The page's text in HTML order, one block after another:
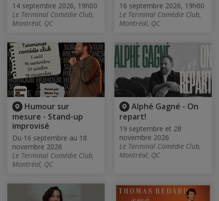
14 septembre 2026, 19h00
Le Terminal Comédie Club,
Montréal, QC
16 septembre 2026, 19h00
Le Terminal Comédie Club,
Montréal, QC
Humour sur
mesure - Stand-up
improvisé
Du 16 septembre au 18
novembre 2026
Le Terminal Comédie Club,
Montréal, QC
Alphé Gagné - On
repart!
19 septembre et 28
novembre 2026
Le Terminal Comédie Club,
Montréal, QC